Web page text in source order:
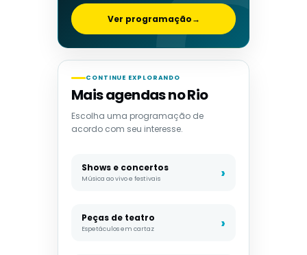
Ver programação→
CONTINUE EXPLORANDO
Mais agendas no Rio
Escolha uma programação de
acordo com seu interesse.
Shows e concertos
Música ao vivo e festivais
Peças de teatro
Espetáculos em cartaz